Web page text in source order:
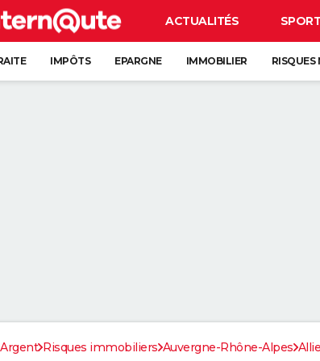
ACTUALITÉS SPORT
IMPÔTS EPARGNE IMMOBILIER RISQUES
Argent Risques immobiliers Auvergne-Rhône-Alpes